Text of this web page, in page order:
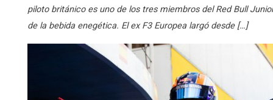
piloto británico es uno de los tres miembros del Red Bull
de la bebida enegética. El ex F3 Europea largó desde […]